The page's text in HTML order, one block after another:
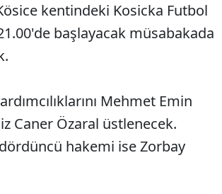
kentindeki Kosicka Futbol
başlayacak müsabakada
Mehmet Emin
Caner Özaral üstlenecek.
hakemi ise Zorbay